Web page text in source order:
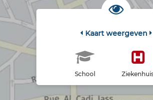
Kaart weergeven
School